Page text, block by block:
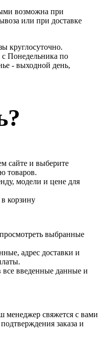
возможна при
или при доставке
круглосуточно.
с Понедельника по
- выходной день,
сайте и выберите
товаров.
модели и цене для
корзину
выбранные
адрес доставки и
все введенные данные и
менеджер свяжется с вами
заказа и